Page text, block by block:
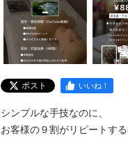
ポスト いいね！
シンプルな手技なのに、
お客様の９割がリピートする